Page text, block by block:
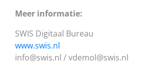
Meer informatie:
SWIS Digitaal Bureau
www.swis.nl
info@swis.nl / vdemol@swis.nl